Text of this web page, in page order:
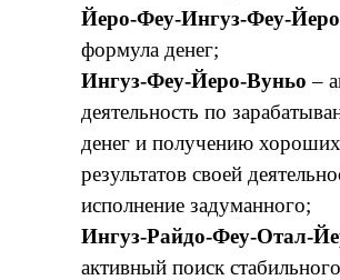
Йеро-Феу-Ингуз-Феу-
формула денег;
Ингуз-Феу-Йеро-Вуньо –
деятельность по
денег и получению хороших
результатов своей
исполнение задуманного;
Ингуз-Райдо-Феу-Отал-
активный поиск стабильного